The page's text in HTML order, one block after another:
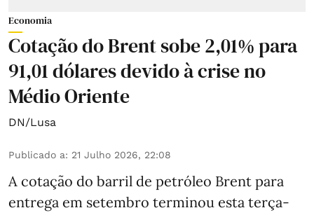
Economia
Cotação do Brent sobe 2,01% para
91,01 dólares devido à crise no
Médio Oriente
DN/Lusa
Publicado a: 21 Julho 2026, 22:08
A cotação do barril de petróleo Brent para
entrega em setembro terminou esta terça-